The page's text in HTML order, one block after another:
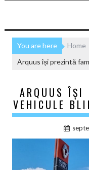
You are here Home
Arquus își prezintă
ARQUUS ÎȘI
VEHICULE